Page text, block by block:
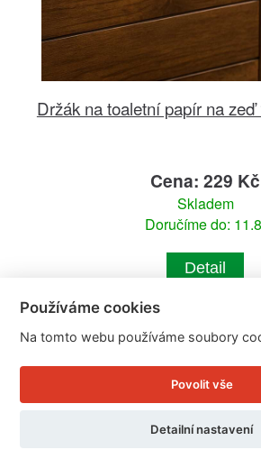
Držák na toaletní papír na
Cena: 229 Kč
Skladem
Doručíme do:
Detail
Používáme cookies
Na tomto webu používáme soubory
Povolit vše
Detailní nastavení